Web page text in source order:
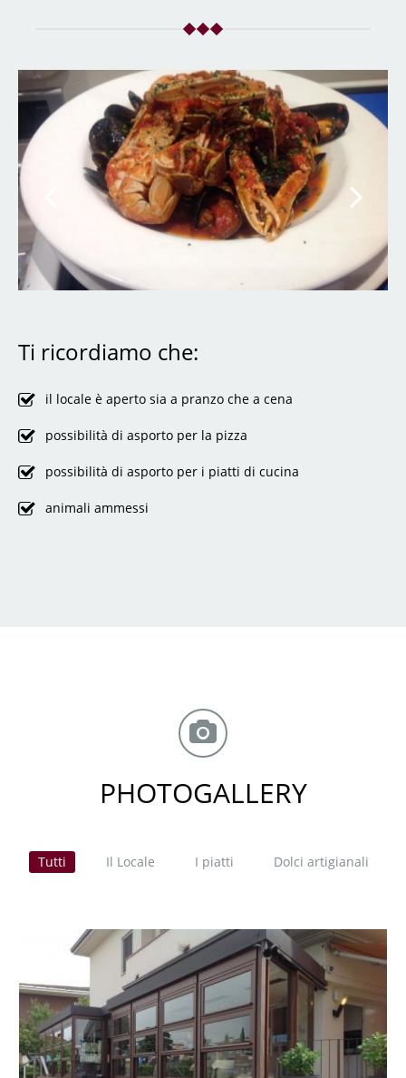
Ti ricordiamo che:
il locale è aperto sia a pranzo che a cena
possibilità di asporto per la pizza
possibilità di asporto per i piatti di cucina
animali ammessi
PHOTOGALLERY
Tutti Il Locale I piatti Dolci artigianali